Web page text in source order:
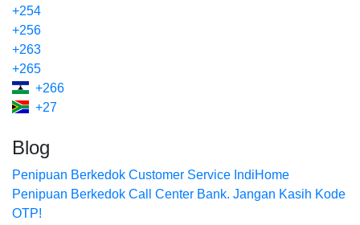
+254
+256
+263
+265
+266
+27
Blog
Penipuan Berkedok Customer Service IndiHome
Penipuan Berkedok Call Center Bank. Jangan Kasih Kode
OTP!